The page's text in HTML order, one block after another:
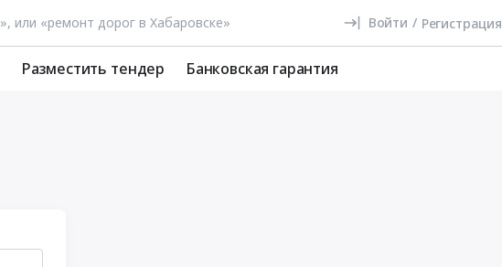
Войти / Регистрация
Разместить тендер Банковская гарантия